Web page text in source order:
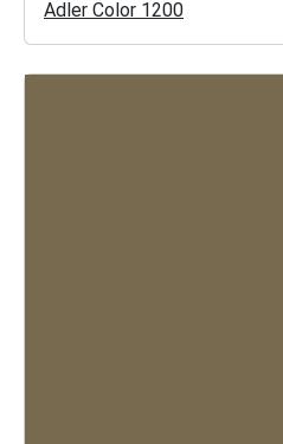
Adler Color 1200